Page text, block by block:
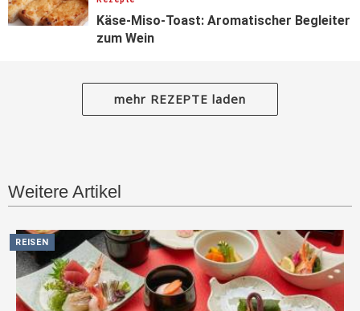
Käse-Miso-Toast: Aromatischer Begleiter
zum Wein
mehr REZEPTE laden
Weitere Artikel
REISEN